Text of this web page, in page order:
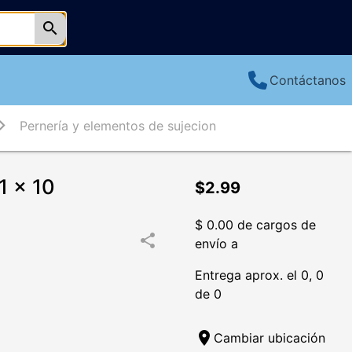
search
Contáctanos
Pernería y elementos de sujecion
x 10
share
$2.99
$ 0.00 de cargos de
envío a
Entrega aprox. el 0, 0
de 0
location_on Cambiar ubicación